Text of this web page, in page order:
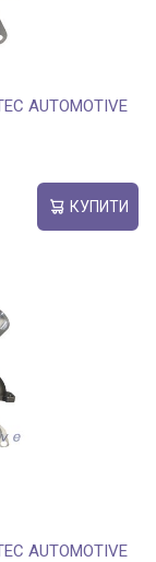
AUTOMOTIVE
КУПИТИ
AUTOMOTIVE